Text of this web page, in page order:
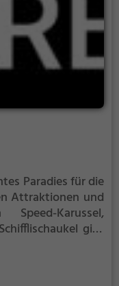
Paradies für die
Attraktionen und
Karussel,
gibt
Pferdekoppel